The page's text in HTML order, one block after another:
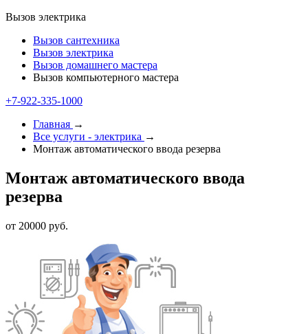
Вызов электрика
Вызов сантехника
Вызов электрика
Вызов домашнего мастера
Вызов компьютерного мастера
+7-922-335-1000
Главная →
Все услуги - электрика →
Монтаж автоматического ввода резерва
Монтаж автоматического ввода
резерва
от 20000 руб.